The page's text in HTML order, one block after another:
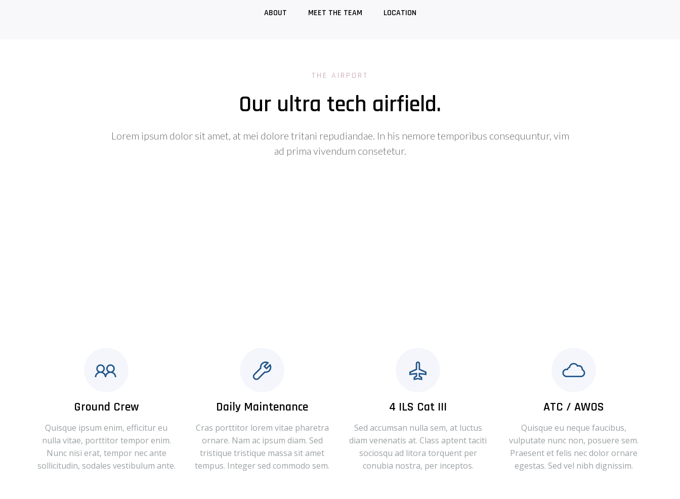
ABOUT MEET THE TEAM LOCATION
THE AIRPORT
Our ultra tech airfield.
Lorem ipsum dolor sit amet, at mei dolore tritani repudiandae. In his nemore temporibus consequuntur, vim
ad prima vivendum consetetur.
Ground Crew
Quisque ipsum enim, efficitur eu
nulla vitae, porttitor tempor enim.
Nunc nisi erat, tempor nec ante
sollicitudin, sodales vestibulum ante.
Daily Maintenance
Cras porttitor lorem vitae pharetra
ornare. Nam ac ipsum diam. Sed
tristique tristique massa sit amet
tempus. Integer sed commodo sem.
4 ILS Cat III
Sed accumsan nulla sem, at luctus
diam venenatis at. Class aptent taciti
sociosqu ad litora torquent per
conubia nostra, per inceptos.
ATC / AWOS
Quisque eu neque faucibus,
vulputate nunc non, posuere sem.
Praesent et felis nec dolor ornare
egestas. Sed vel nibh dignissim.